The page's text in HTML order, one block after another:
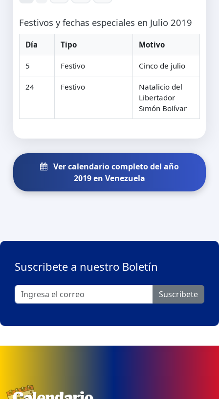
Festivos y fechas especiales en Julio 2019
Día Tipo Motivo
5 Festivo Cinco de julio
24 Festivo
Natalicio del
Libertador
Simón Bolívar
Ver calendario completo del año
2019 en Venezuela
Suscribete a nuestro Boletín
Suscribete